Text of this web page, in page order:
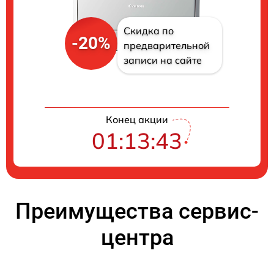
-20%
Скидка по
предварительной
записи на сайте
Конец акции
01:13:42
Преимущества сервис-
центра